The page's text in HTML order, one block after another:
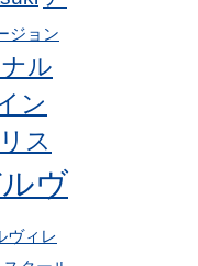
ジョン
ル
ン
ス
ヴ
ヴィレ